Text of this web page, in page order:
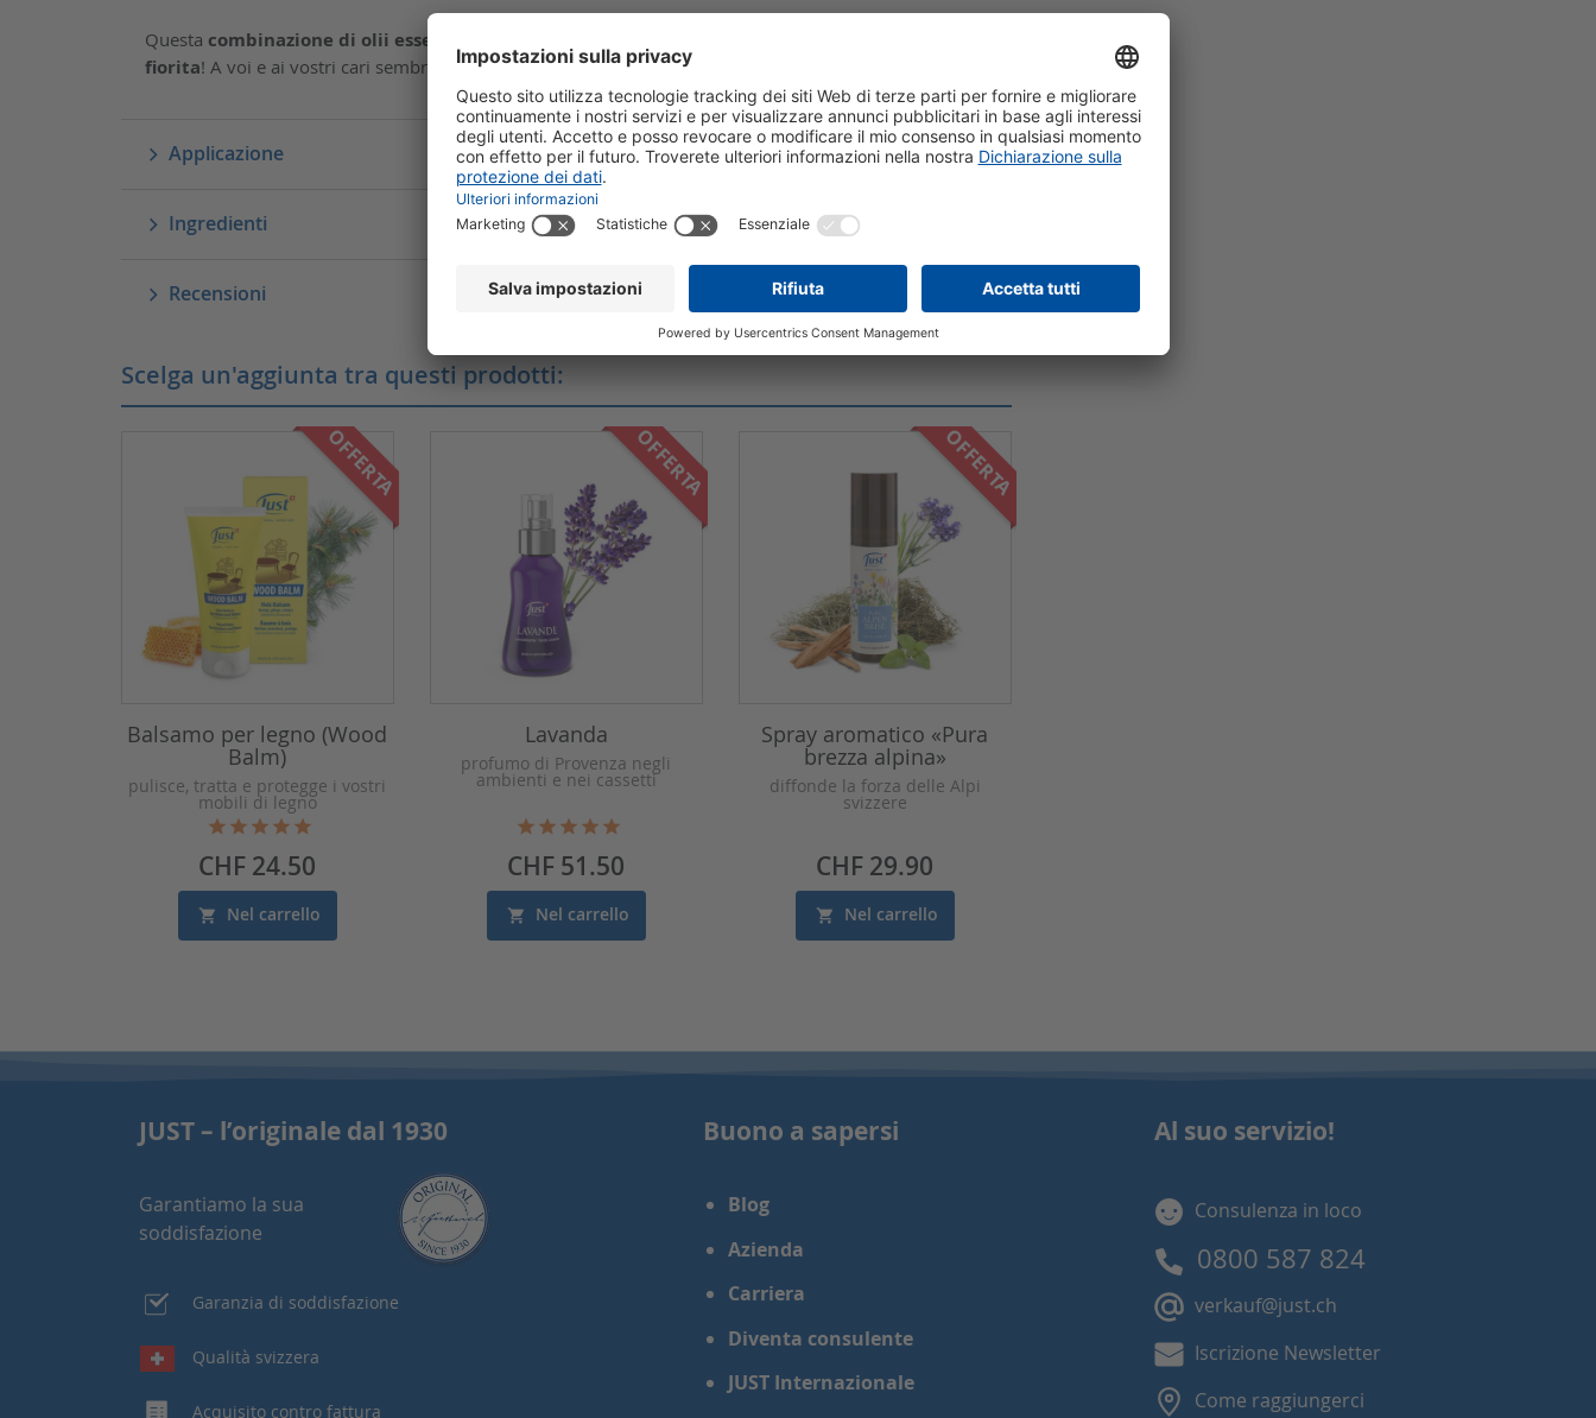
Questa combinazione di olii essenziali
fiorita! A voi e ai vostri cari sembrerà di stare in un'oasi di benessere!
Applicazione
Ingredienti
Recensioni
Scelga un'aggiunta tra questi prodotti:
Balsamo per legno (Wood
Balm)
pulisce, tratta e protegge i vostri
mobili di legno
Prezzo
CHF 24.50
Nel carrello
OFFERTA
Lavanda
profumo di Provenza negli
ambienti e nei cassetti
Prezzo
CHF 51.50
Nel carrello
OFFERTA
Spray aromatico «Pura
brezza alpina»
diffonde la forza delle Alpi
svizzere
Prezzo
CHF 29.90
Nel carrello
OFFERTA
JUST – l’originale dal 1930
Garantiamo la sua
soddisfazione
Garanzia di soddisfazione
Qualità svizzera
Acquisito contro fattura
Buono a sapersi
Blog
Azienda
Carriera
Diventa consulente
JUST Internazionale
Al suo servizio!
Consulenza in loco
0800 587 824
verkauf@just.ch
Iscrizione Newsletter
Come raggiungerci